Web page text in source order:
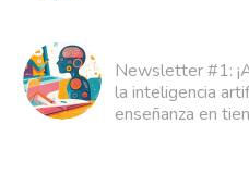
Newsletter #1:
la inteligencia
enseñanza en